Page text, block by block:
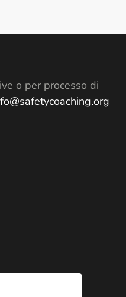
o per processo di